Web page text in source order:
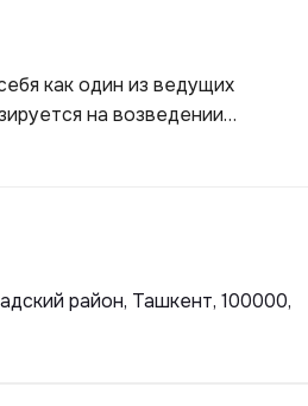
как один из ведущих
на возведении
стандартам качества и
район, Ташкент, 100000,